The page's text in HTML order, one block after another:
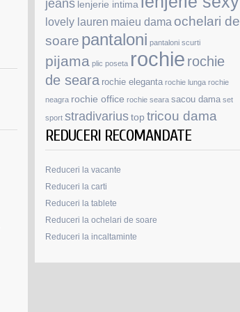
jeans lenjerie intima
lovely lauren maieu dama ochelari de
soare pantaloni pantaloni scurti
pijama plic poseta rochie rochie
de seara rochie eleganta rochie lunga rochie
neagra rochie office rochie seara sacou dama set
sport stradivariustop tricou dama
REDUCERI RECOMANDATE
Reduceri la vacante
Reduceri la carti
Reduceri la tablete
Reduceri la ochelari de soare
Reduceri la incaltaminte